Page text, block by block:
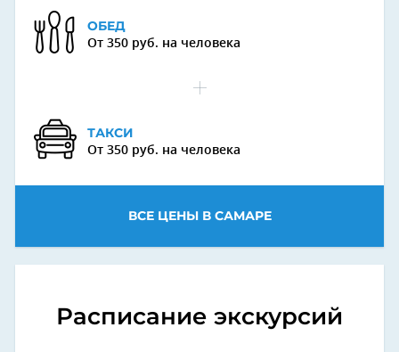
ОБЕД
От 350 руб. на человека
ТАКСИ
От 350 руб. на человека
ВСЕ ЦЕНЫ В САМАРЕ
Расписание экскурсий